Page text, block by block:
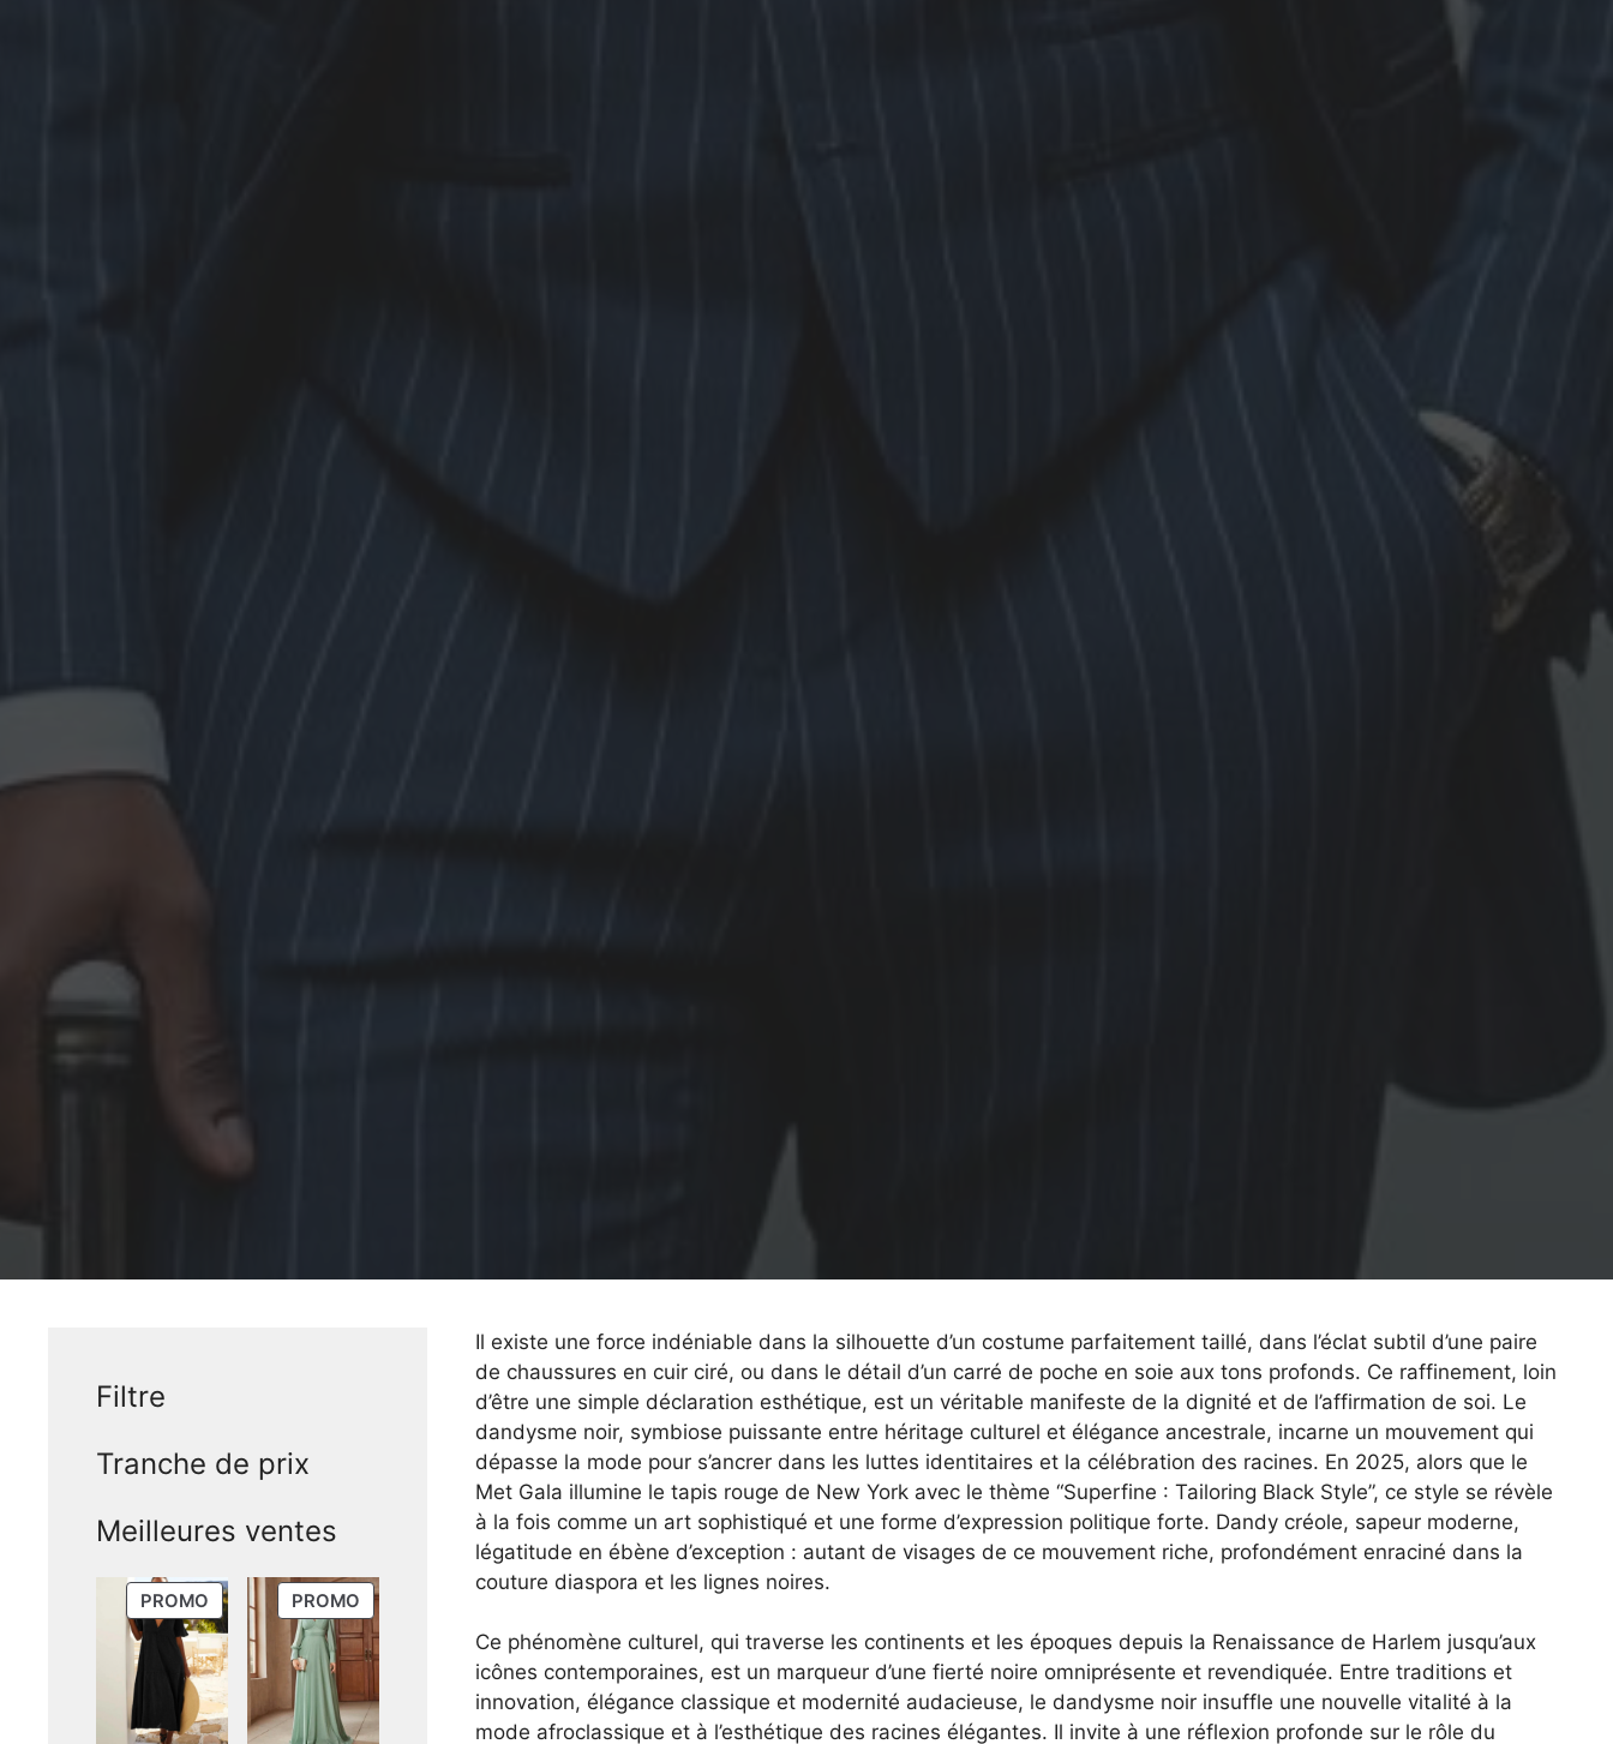
Il existe une force indéniable dans la silhouette d’un costume parfaitement taillé, dans l’éclat subtil d’une paire
de chaussures en cuir ciré, ou dans le détail d’un carré de poche en soie aux tons profonds. Ce raffinement, loin
d’être une simple déclaration esthétique, est un véritable manifeste de la dignité et de l’affirmation de soi. Le
dandysme noir, symbiose puissante entre héritage culturel et élégance ancestrale, incarne un mouvement qui
dépasse la mode pour s’ancrer dans les luttes identitaires et la célébration des racines. En 2025, alors que le
Met Gala illumine le tapis rouge de New York avec le thème “Superfine : Tailoring Black Style”, ce style se révèle
à la fois comme un art sophistiqué et une forme d’expression politique forte. Dandy créole, sapeur moderne,
légatitude en ébène d’exception : autant de visages de ce mouvement riche, profondément enraciné dans la
couture diaspora et les lignes noires.
Ce phénomène culturel, qui traverse les continents et les époques depuis la Renaissance de Harlem jusqu’aux
icônes contemporaines, est un marqueur d’une fierté noire omniprésente et revendiquée. Entre traditions et
innovation, élégance classique et modernité audacieuse, le dandysme noir insuffle une nouvelle vitalité à la
mode afroclassique et à l’esthétique des racines élégantes. Il invite à une réflexion profonde sur le rôle du
Filtre
Tranche de prix
Meilleures ventes
PROMOPRODUIT
EN
PROMOTION
PROMOPRODUIT
EN
PROMOTION